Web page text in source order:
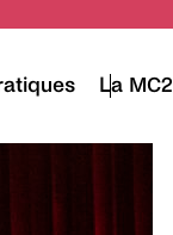
La MC2